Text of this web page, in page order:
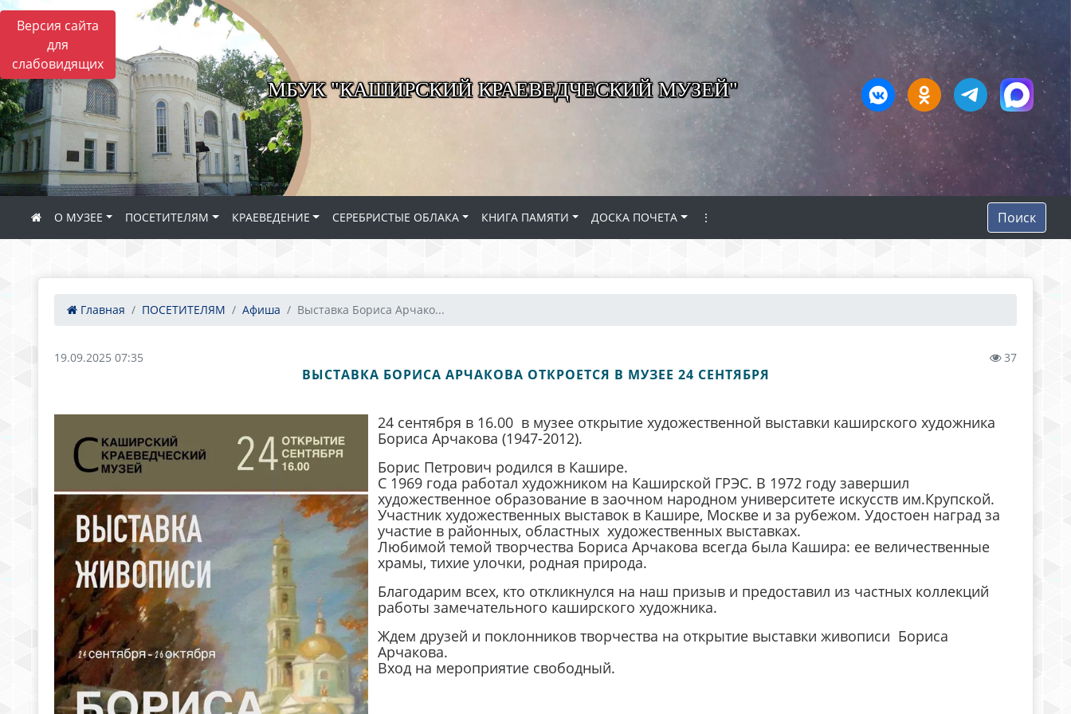
Версия сайта
для
слабовидящих
МБУК "КАШИРСКИЙ КРАЕВЕДЧЕСКИЙ МУЗЕЙ"
О МУЗЕЕ ПОСЕТИТЕЛЯМ КРАЕВЕДЕНИЕ СЕРЕБРИСТЫЕ ОБЛАКА КНИГА ПАМЯТИ ДОСКА ПОЧЕТА ⋮ Поиск
Главная ПОСЕТИТЕЛЯМ Афиша Выставка Бориса Арчако...
19.09.2025 07:35 37
ВЫСТАВКА БОРИСА АРЧАКОВА ОТКРОЕТСЯ В МУЗЕЕ 24 СЕНТЯБРЯ
24 сентября в 16.00 в музее открытие художественной выставки каширского художника
Бориса Арчакова (1947-2012).
Борис Петрович родился в Кашире.
С 1969 года работал художником на Каширской ГРЭС. В 1972 году завершил
художественное образование в заочном народном университете искусств им.Крупской.
Участник художественных выставок в Кашире, Москве и за рубежом. Удостоен наград за
участие в районных, областных художественных выставках.
Любимой темой творчества Бориса Арчакова всегда была Кашира: ее величественные
храмы, тихие улочки, родная природа.
Благодарим всех, кто откликнулся на наш призыв и предоставил из частных коллекций
работы замечательного каширского художника.
Ждем друзей и поклонников творчества на открытие выставки живописи Бориса
Арчакова.
Вход на мероприятие свободный.